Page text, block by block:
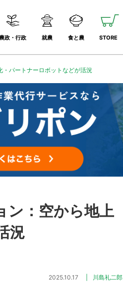
政・行政 就農 食と農 STORE
・パートナーロボットなどが活況
ン：空から地上
況
2025.10.17 川島礼二郎